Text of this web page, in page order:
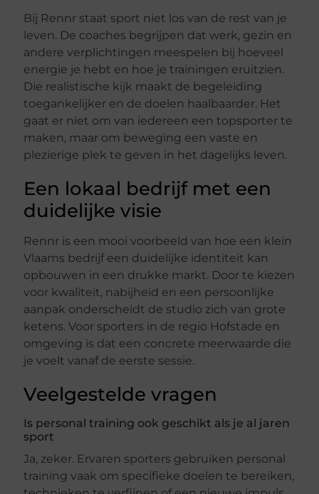
Bij Rennr staat sport niet los van de rest van je
leven. De coaches begrijpen dat werk, gezin en
andere verplichtingen meespelen bij hoeveel
energie je hebt en hoe je trainingen eruitzien.
Die realistische kijk maakt de begeleiding
toegankelijker en de doelen haalbaarder. Het
gaat er niet om van iedereen een topsporter te
maken, maar om beweging een vaste en
plezierige plek te geven in het dagelijks leven.
Een lokaal bedrijf met een
duidelijke visie
Rennr is een mooi voorbeeld van hoe een klein
Vlaams bedrijf een duidelijke identiteit kan
opbouwen in een drukke markt. Door te kiezen
voor kwaliteit, nabijheid en een persoonlijke
aanpak onderscheidt de studio zich van grote
ketens. Voor sporters in de regio Hofstade en
omgeving is dat een concrete meerwaarde die
je voelt vanaf de eerste sessie.
Veelgestelde vragen
Is personal training ook geschikt als je al jaren
sport
Ja, zeker. Ervaren sporters gebruiken personal
training vaak om specifieke doelen te bereiken,